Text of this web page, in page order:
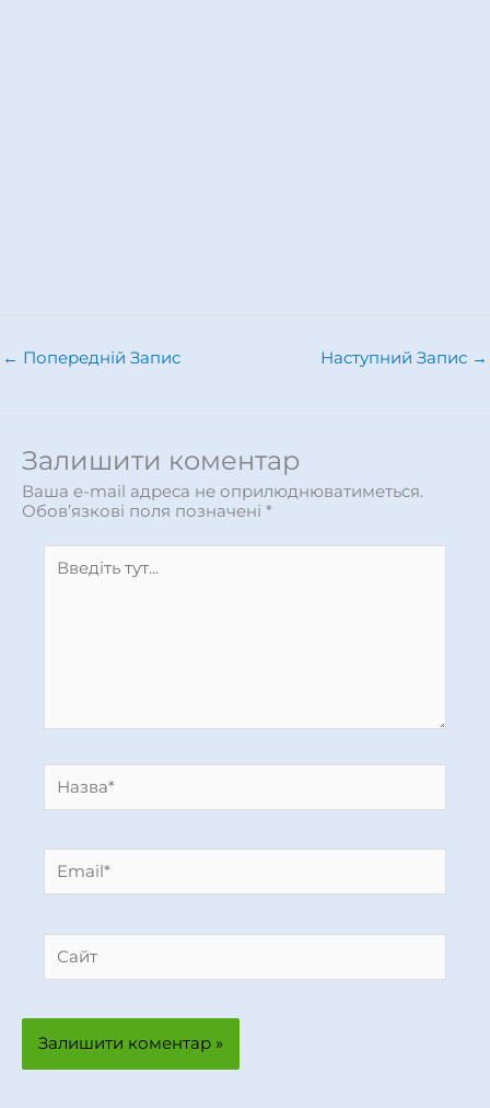
← Попередній Запис Наступний Запис →
Залишити коментар
Ваша e-mail адреса не оприлюднюватиметься.
Обов’язкові поля позначені *
тут...